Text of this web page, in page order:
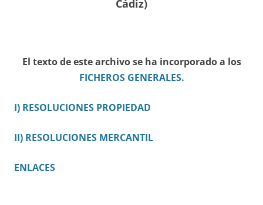
Cádiz)
El texto de este archivo se ha incorporado a los
FICHEROS GENERALES.
I) RESOLUCIONES PROPIEDAD
II) RESOLUCIONES MERCANTIL
ENLACES